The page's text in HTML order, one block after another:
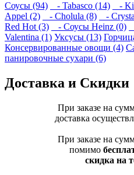
Соусы (94)
- Tabasco (14) -
Appel (2)
- Cholula (8) -
Red Hot (3)
- Соусы Heinz (0)
Valentina (1) Уксусы (13)
Консервированные овощи (4)
панировочные сухари (6)
Доставка и Скидки
При заказе на
доставка
При заказе на
помимо
скидка на